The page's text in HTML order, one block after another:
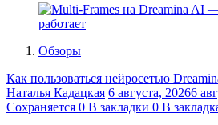
Обзоры
Как пользоваться нейросетью
Наталья Кадацкая 6 августа, 20266
Сохраняется 0 В закладки 0 В